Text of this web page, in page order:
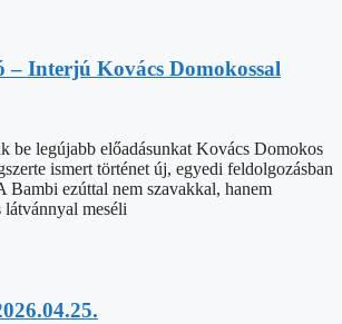
– Interjú Kovács Domokossal
be legújabb előadásunkat Kovács Domokos
ismert történet új, egyedi feldolgozásban
Bambi ezúttal nem szavakkal, hanem
látvánnyal meséli